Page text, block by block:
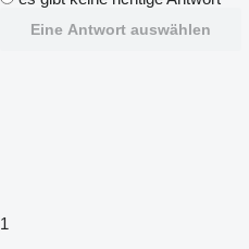
Eine Antwort auswählen
1